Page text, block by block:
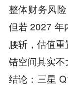
整体财务风
但若 2027 年
腰斩，估值重
错空间其实不
结论：三星